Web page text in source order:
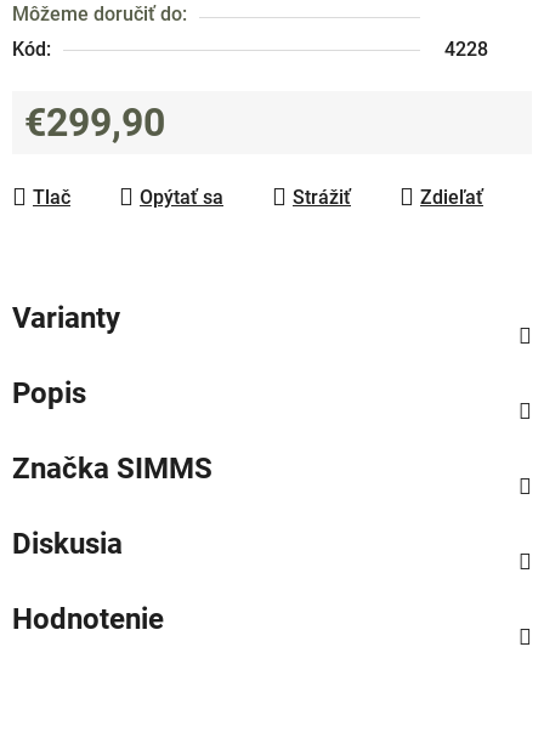
Môžeme doručiť do:
Kód:
4228
€299,90
Tlač
Opýtať sa Strážiť Zdieľať
Varianty
Popis
Značka SIMMS
Diskusia
Hodnotenie